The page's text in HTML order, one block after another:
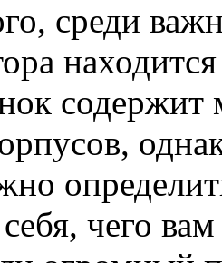
среди
чего